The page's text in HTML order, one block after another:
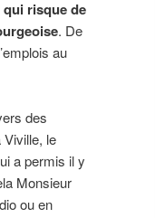
qui risque de
. De
au
des
Viville, le
a permis il y
Monsieur
ou en